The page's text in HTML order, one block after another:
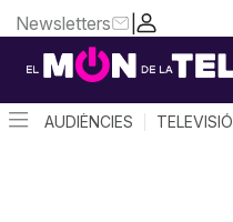
|
Newsletters
AUDIÈNCIES TELEVISIÓ